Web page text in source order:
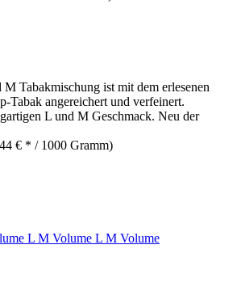
Tabakmischung ist mit dem erlesenen
Tabak angereichert und verfeinert.
L und M Geschmack. Neu der
€ * / 1000 Gramm)
L M Volume L M Volume